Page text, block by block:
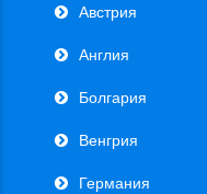
Австрия
Англия
Болгария
Венгрия
Германия